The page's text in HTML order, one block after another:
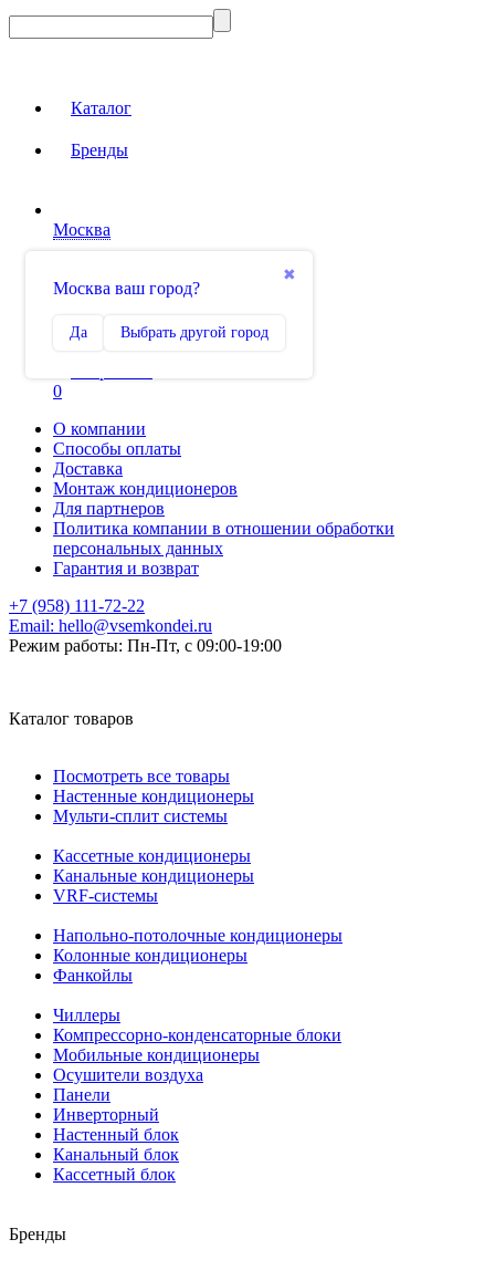
Каталог
Бренды
Москва
✖
Москва ваш город?
Да Выбрать другой город
Сравнение
0
О компании
Способы оплаты
Доставка
Монтаж кондиционеров
Для партнеров
Политика компании в отношении обработки
персональных данных
Гарантия и возврат
+7 (958) 111-72-22
Email: hello@vsemkondei.ru
Режим работы: Пн-Пт, с 09:00-19:00
Каталог товаров
Посмотреть все товары
Настенные кондиционеры
Мульти-сплит системы
Кассетные кондиционеры
Канальные кондиционеры
VRF-системы
Напольно-потолочные кондиционеры
Колонные кондиционеры
Фанкойлы
Чиллеры
Компрессорно-конденсаторные блоки
Мобильные кондиционеры
Осушители воздуха
Панели
Инверторный
Настенный блок
Канальный блок
Кассетный блок
Бренды